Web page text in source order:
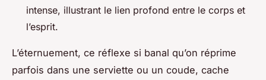
intense, illustrant le lien profond entre le corps et
l’esprit.
L’éternuement, ce réflexe si banal qu’on réprime
parfois dans une serviette ou un coude, cache